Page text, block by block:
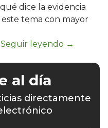
dice la evidencia
tema con mayor
al día
directamente